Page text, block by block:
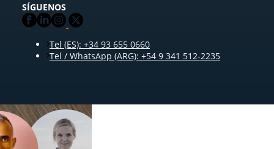
SÍGUENOS
Tel (ES): +34 93 655 0660
Tel / WhatsApp (ARG): +54 9 341 512-2235